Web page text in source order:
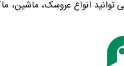
توانید انواع عروسک،